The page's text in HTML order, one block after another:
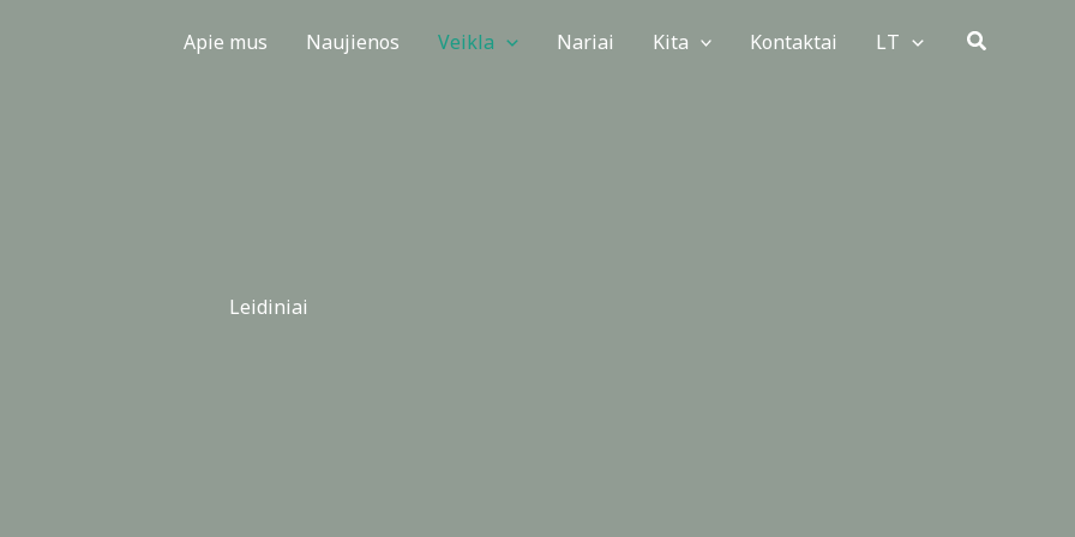
Apie mus Naujienos Veikla Nariai Kita Kontaktai LT Paieška
Leidiniai